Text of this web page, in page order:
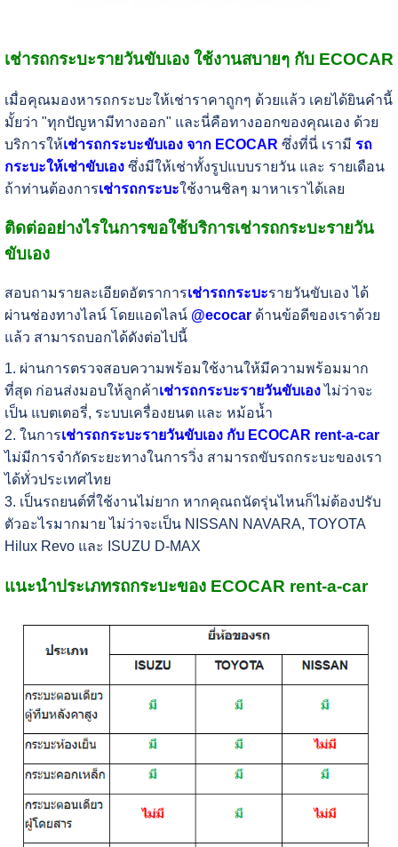
เช่ารถกระบะรายวันขับเอง ใช้งานสบายๆ กับ ECOCAR
เมื่อคุณมองหารถกระบะให้เช่าราคาถูกๆ ด้วยแล้ว เคยได้ยินคำนี้
มั้ยว่า "ทุกปัญหามีทางออก" และนี่คือทางออกของคุณเอง ด้วย
บริการให้เช่ารถกระบะขับเอง จาก ECOCAR ซึ่งที่นี่ เรามี รถ
กระบะให้เช่าขับเองซึ่งมีให้เช่าทั้งรูปแบบรายวัน และ รายเดือน
ถ้าท่านต้องการเช่ารถกระบะใช้งานชิลๆ มาหาเราได้เลย
ติดต่ออย่างไรในการขอใช้บริการเช่ารถกระบะรายวัน
ขับเอง
สอบถามรายละเอียดอัตราการเช่ารถกระบะรายวันขับเอง ได้
ผ่านช่องทางไลน์ โดยแอดไลน์ @ecocarด้านข้อดีของเราด้วย
แล้ว สามารถบอกได้ดังต่อไปนี้
1. ผ่านการตรวจสอบความพร้อมใช้งานให้มีความพร้อมมาก
ที่สุด ก่อนส่งมอบให้ลูกค้าเช่ารถกระบะรายวันขับเองไม่ว่าจะ
เป็น แบตเตอรี่, ระบบเครื่องยนต และ หม้อน้ำ
2. ในการเช่ารถกระบะรายวันขับเอง กับ ECOCAR rent-a-car
ไม่มีการจำกัดระยะทางในการวิ่ง สามารถขับรถกระบะของเรา
ได้ทั่วประเทศไทย
3. เป็นรถยนต์ที่ใช้งานไม่ยาก หากคุณถนัดรุ่นไหนก็ไม่ต้องปรับ
ตัวอะไรมากมาย ไม่ว่าจะเป็น NISSAN NAVARA, TOYOTA
Hilux Revo และ ISUZU D-MAX
แนะนำประเภทรถกระบะของ ECOCAR rent-a-car